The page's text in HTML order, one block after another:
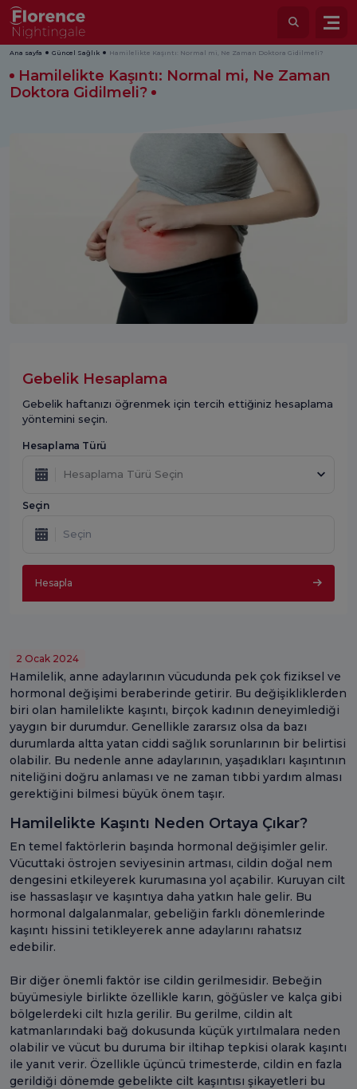
Ana sayfa Güncel Sağlık Hamilelikte Kaşıntı: Normal mi, Ne Zaman Doktora Gidilmeli?
Hamilelikte Kaşıntı: Normal mi, Ne Zaman
Doktora Gidilmeli?
Gebelik Hesaplama
Gebelik haftanızı öğrenmek için tercih ettiğiniz hesaplama
yöntemini seçin.
Hesaplama Türü
Hesaplama Türü Seçin
Seçin
Hesapla
2 Ocak 2024
Hamilelik, anne adaylarının vücudunda pek çok fiziksel ve
hormonal değişimi beraberinde getirir. Bu değişikliklerden
biri olan hamilelikte kaşıntı, birçok kadının deneyimlediği
yaygın bir durumdur. Genellikle zararsız olsa da bazı
durumlarda altta yatan ciddi sağlık sorunlarının bir belirtisi
olabilir. Bu nedenle anne adaylarının, yaşadıkları kaşıntının
niteliğini doğru anlaması ve ne zaman tıbbi yardım alması
gerektiğini bilmesi büyük önem taşır.
Hamilelikte Kaşıntı Neden Ortaya Çıkar?
En temel faktörlerin başında hormonal değişimler gelir.
Vücuttaki östrojen seviyesinin artması, cildin doğal nem
dengesini etkileyerek kurumasına yol açabilir. Kuruyan cilt
ise hassaslaşır ve kaşıntıya daha yatkın hale gelir. Bu
hormonal dalgalanmalar, gebeliğin farklı dönemlerinde
kaşıntı hissini tetikleyerek anne adaylarını rahatsız
edebilir.
Bir diğer önemli faktör ise cildin gerilmesidir. Bebeğin
büyümesiyle birlikte özellikle karın, göğüsler ve kalça gibi
bölgelerdeki cilt hızla gerilir. Bu gerilme, cildin alt
katmanlarındaki bağ dokusunda küçük yırtılmalara neden
olabilir ve vücut bu duruma bir iltihap tepkisi olarak kaşıntı
ile yanıt verir. Özellikle üçüncü trimesterde, cildin en fazla
gerildiği dönemde gebelikte cilt kaşıntısı şikayetleri bu